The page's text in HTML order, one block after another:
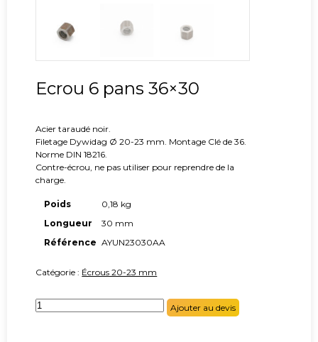
Ecrou 6 pans 36×30
Acier taraudé noir.
Filetage Dywidag Ø 20-23 mm. Montage Clé de 36.
Norme DIN 18216.
Contre-écrou, ne pas utiliser pour reprendre de la
charge.
Poids
0,18 kg
Longueur
30 mm
Référence AYUN23030AA
Catégorie : Écrous 20-23 mm
quantité
de
Ajouter au devis